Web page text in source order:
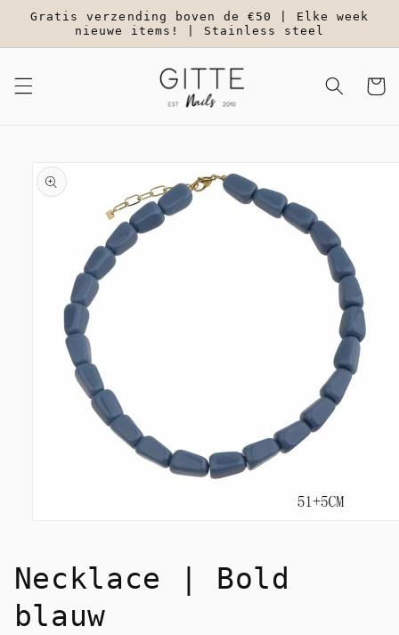
naar de
content
Gratis verzending boven de €50 | Elke week
nieuwe items! | Stainless steel
direct naar
modaal
Necklace | Bold
blauw